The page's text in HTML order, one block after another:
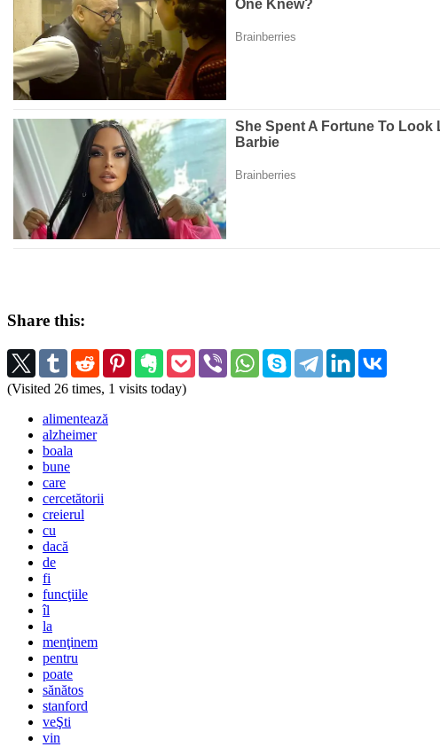
Share this:
(Visited 26 times, 1 visits today)
alimentează
alzheimer
boala
bune
care
cercetătorii
creierul
cu
dacă
de
fi
funcţiile
îl
la
menţinem
pentru
poate
sănătos
stanford
veŞti
vin